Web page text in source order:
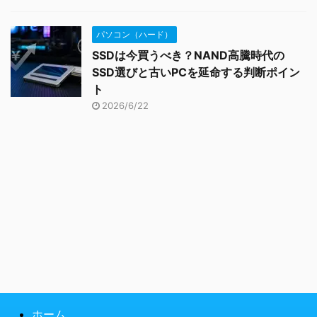
パソコン（ハード）
SSDは今買うべき？NAND高騰時代の
SSD選びと古いPCを延命する判断ポイン
ト
2026/6/22
ホーム